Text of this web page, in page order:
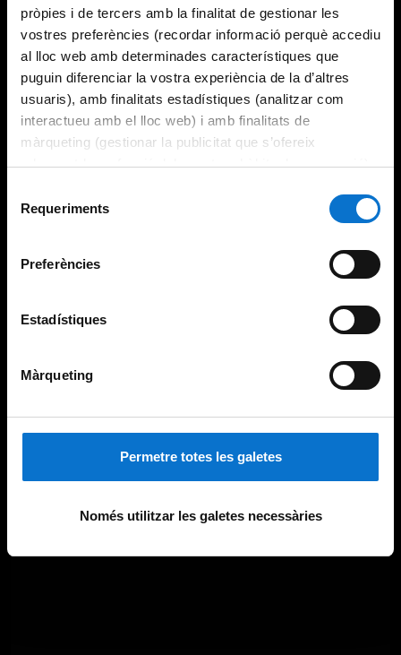
pròpies i de tercers amb la finalitat de gestionar les
vostres preferències (recordar informació perquè accediu
al lloc web amb determinades característiques que
puguin diferenciar la vostra experiència de la d’altres
usuaris), amb finalitats estadístiques (analitzar com
interactueu amb el lloc web) i amb finalitats de
màrqueting (gestionar la publicitat que s’ofereix
adequant-la en funció dels vostres hàbits de navegació).
consultar laPolítica de galetes del lloc web de la
Requeriments
Preferències
Estadístiques
Màrqueting
Permetre totes les galetes
Només utilitzar les galetes necessàries